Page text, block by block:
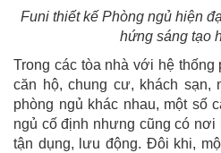
Funi thiết kế Phòng ngủ hiện
hứng sáng tạo
Trong các tòa nhà với hệ
căn hộ, chung cư, khách sạn,
phòng ngủ khác nhau, một số
ngủ cố định nhưng cũng có nơi
tận dụng, lưu động. Đôi khi,